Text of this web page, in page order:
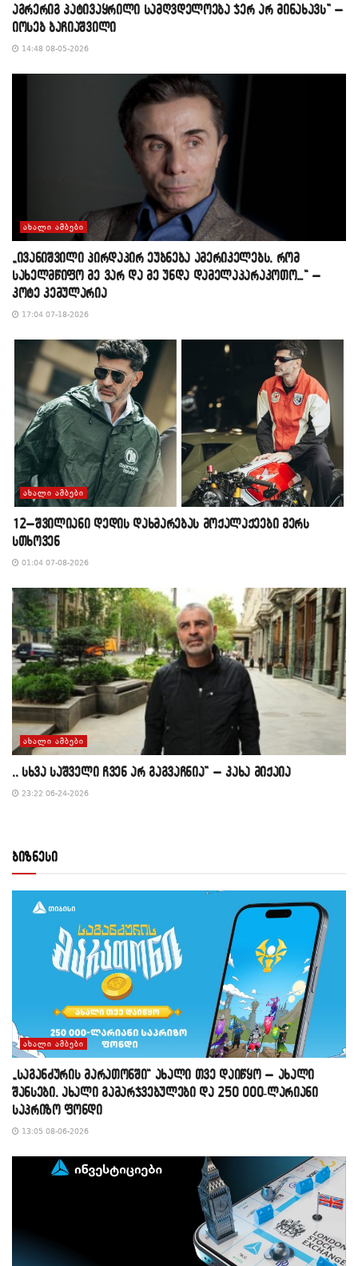
აგრერიგ პატივაყრილი სამღვდელოება ჯერ არ მინახავს” –
იოსებ ბაჩიაშვილი
14:48 08-05-2026
ᲐᲮᲐᲚᲘ ᲐᲛᲑᲔᲑᲘ
„ივანიშვილი პირდაპირ ეუბნება ამერიკელებს, რომ
სახელმწიფო მე ვარ და მე უნდა დამელაპარაკოთო…“ –
კოტე კემულარია
17:04 07-18-2026
ᲐᲮᲐᲚᲘ ᲐᲛᲑᲔᲑᲘ
12–შვილიანი დედის დახმარებას მოქალაქეები მერს
სთხოვენ
01:04 07-08-2026
ᲐᲮᲐᲚᲘ ᲐᲛᲑᲔᲑᲘ
,, სხვა საშველი ჩვენ არ გაგვაჩნია” – კახა მიქაია
23:22 06-24-2026
ბიზნესი
ᲐᲮᲐᲚᲘ ᲐᲛᲑᲔᲑᲘ
„საგანძურის მარათონში“ ახალი თვე დაიწყო – ახალი
შანსები, ახალი გამარჯვებულები და 250 000-ლარიანი
საპრიზო ფონდი
13:05 08-06-2026